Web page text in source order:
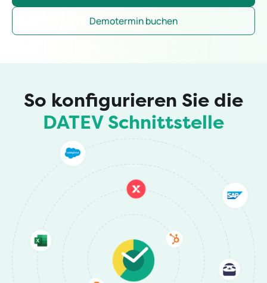
Demotermin buchen
So konfigurieren Sie die
DATEV Schnittstelle